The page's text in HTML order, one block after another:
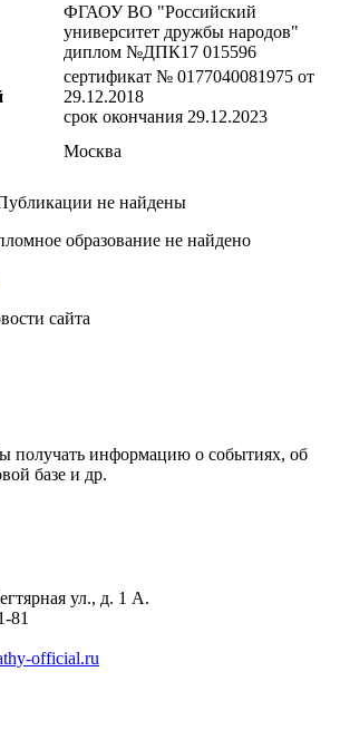
ФГАОУ ВО "Российский
университет дружбы народов"
диплом №ДПК17 015596
сертификат № 0177040081975 от
29.12.2018
срок окончания 29.12.2023
Москва
не найдены
образование не найдено
сайта
получать информацию о событиях, об
базе и др.
ул., д. 1 А.
81
official.ru